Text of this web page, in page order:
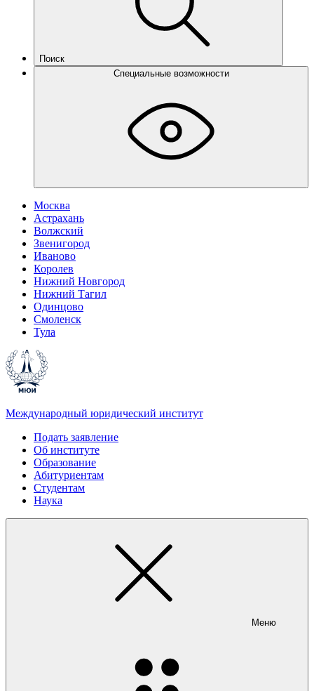
Поиск
Специальные возможности
Москва
Астрахань
Волжский
Звенигород
Иваново
Королев
Нижний Новгород
Нижний Тагил
Одинцово
Смоленск
Тула
Международный юридический институт
Подать заявление
Об институте
Образование
Абитуриентам
Студентам
Наука
Меню